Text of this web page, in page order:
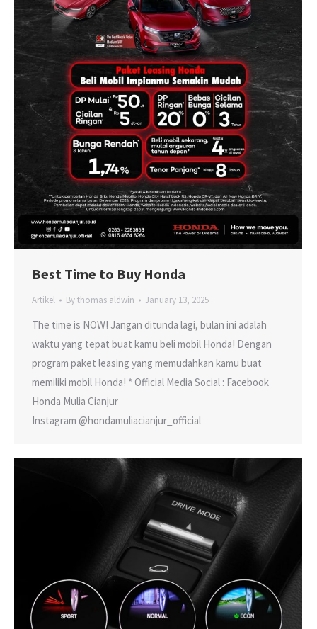
Best Time to Buy Honda
Artikel Bythomas aldwin January 13, 2025
The time is NOW! Jangan ditunda lagi, bulan ini adalah
waktu yang tepat buat kamu beli mobil Honda! Dengan
program paket leasing yang memudahkan kamu buat
memiliki mobil Honda! * Official Media Social : Facebook
Honda Mulia Cianjur
Instagram @hondamuliacianjur_official